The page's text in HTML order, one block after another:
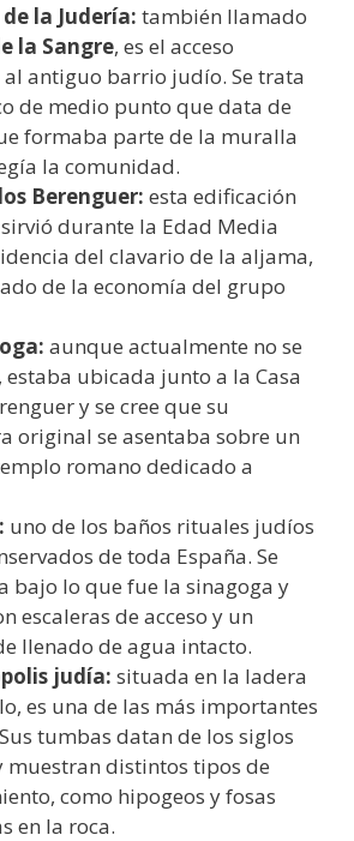
la Judería: también llamado
la Sangre, es el acceso
antiguo barrio judío. Se trata
de medio punto que data de
formaba parte de la muralla
la comunidad.
Berenguer: esta edificación
durante la Edad Media
del clavario de la aljama,
de la economía del grupo
aunque actualmente no se
estaba ubicada junto a la Casa
y se cree que su
original se asentaba sobre un
romano dedicado a
uno de los baños rituales judíos
de toda España. Se
bajo lo que fue la sinagoga y
escaleras de acceso y un
llenado de agua intacto.
judía: situada en la ladera
es una de las más importantes
tumbas datan de los siglos
muestran distintos tipos de
como hipogeos y fosas
en la roca.